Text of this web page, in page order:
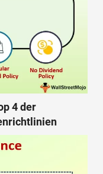
4 der